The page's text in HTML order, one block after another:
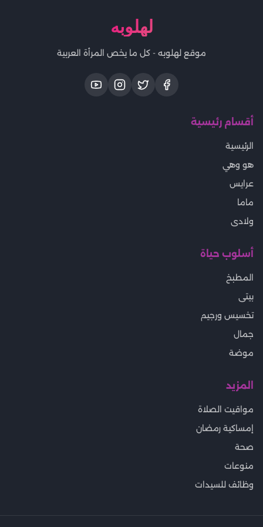
لهلوبه
موقع لهلوبه - كل ما يخص المرأة العربية
أقسام رئيسية
الرئيسية
هو وهي
عرايس
ماما
ولادى
أسلوب حياة
المطبخ
بيتى
تخسيس ورجيم
جمال
موضة
المزيد
مواقيت الصلاة
إمساكية رمضان
صحة
منوعات
وظائف للسيدات